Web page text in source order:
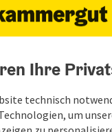
Ihre
technisch
um